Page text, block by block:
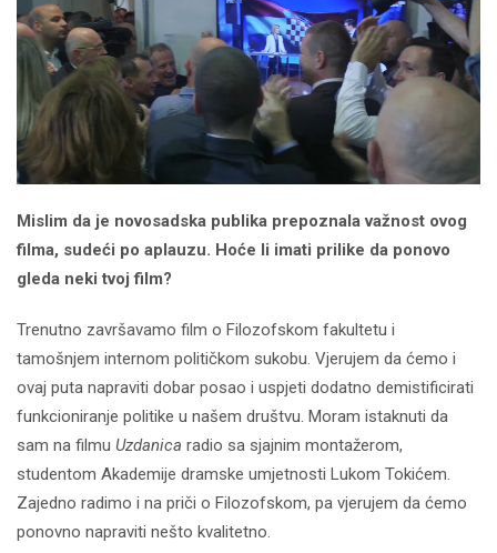
Mislim da je novosadska publika prepoznala važnost ovog
filma, sudeći po aplauzu. Hoće li imati prilike da ponovo
gleda neki tvoj film?
Trenutno završavamo film o Filozofskom fakultetu i
tamošnjem internom političkom sukobu. Vjerujem da ćemo i
ovaj puta napraviti dobar posao i uspjeti dodatno demistificirati
funkcioniranje politike u našem društvu. Moram istaknuti da
sam na filmu Uzdanica radio sa sjajnim montažerom,
studentom Akademije dramske umjetnosti Lukom Tokićem.
Zajedno radimo i na priči o Filozofskom, pa vjerujem da ćemo
ponovno napraviti nešto kvalitetno.